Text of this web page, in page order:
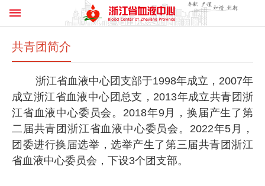
共青团简介
浙江省血液中心团支部于1998年成立，2007年
成立浙江省血液中心团总支，2013年成立共青团浙
江省血液中心委员会。2018年9月，换届产生了第
二届共青团浙江省血液中心委员会。2022年5月
，
团委进行换届选举，选举产生了第三届共青团浙江
省血液中心委员会，下设3个团支部。